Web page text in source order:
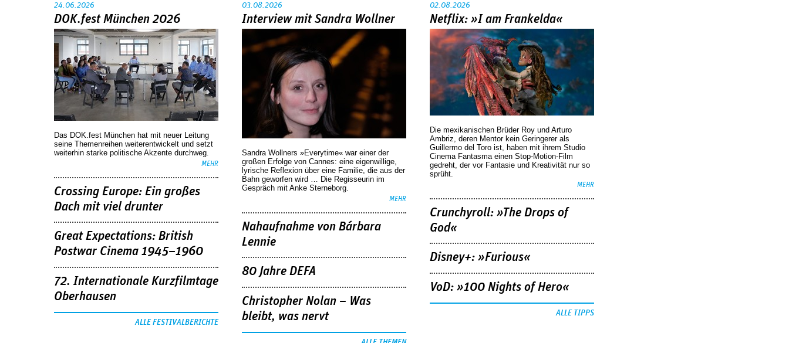
24.06.2026
DOK.fest München 2026
Das DOK.fest München hat mit neuer Leitung
seine Themenreihen weiterentwickelt und setzt
weiterhin starke politische Akzente durchweg.
MEHR
Crossing Europe: Ein großes
Dach mit viel drunter
Great Expectations: British
Postwar Cinema 1945–1960
72. Internationale Kurzfilmtage
Oberhausen
ALLE FESTIVALBERICHTE
03.08.2026
Interview mit Sandra Wollner
Sandra Wollners »Everytime« war einer der
großen Erfolge von Cannes: eine eigenwillige,
lyrische Reflexion über eine ­Familie, die aus der
Bahn geworfen wird … Die Regisseurin im
Gespräch mit Anke Sterneborg.
MEHR
Nahaufnahme von Bárbara
Lennie
80 Jahre DEFA
Christopher Nolan – Was
bleibt, was nervt
02.08.2026
Netflix: »I am Frankelda«
Die mexikanischen Brüder Roy und Arturo
Ambriz, deren Mentor kein Geringerer als
Guillermo del Toro ist, haben mit ihrem Studio
Cinema Fantasma einen Stop-Motion-Film
gedreht, der vor Fantasie und Kreativität nur so
sprüht.
MEHR
Crunchyroll: »The Drops of
God«
Disney+: »Furious«
VoD: »100 Nights of Hero«
ALLE TIPPS